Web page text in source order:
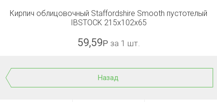
Кирпич облицовочный Staffordshire Smooth пустотелый
IBSTOCK 215x102x65
59,59Р за 1 шт.
Назад